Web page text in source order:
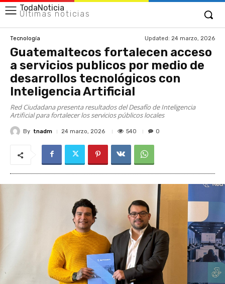
TodaNoticia
Últimas noticias
Tecnología Updated: 24 marzo, 2026
Guatemaltecos fortalecen acceso
a servicios publicos por medio de
desarrollos tecnológicos con
Inteligencia Artificial
Red Ciudadana presenta resultados del Desafío de Inteligencia
Artificial para fortalecer los servicios públicos locales
By tnadm 24 marzo, 2026 540 0